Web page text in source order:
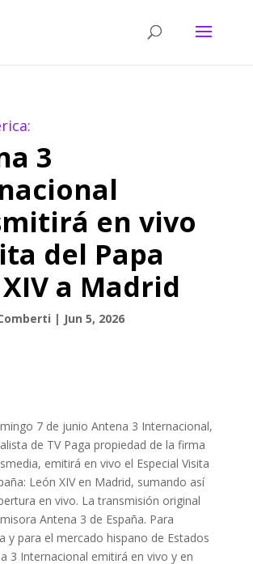
3
en vivo
del Papa
a Madrid
| Jun 5, 2026
7 de junio Antena 3 Internacional,
de TV Paga propiedad de la firma
emitirá en vivo el Especial Visita
León XIV en Madrid, sumando así
en vivo. La transmisión original
Antena 3 de España. Para
y para el mercado hispano de Estados
3 Internacional emitirá en vivo y en